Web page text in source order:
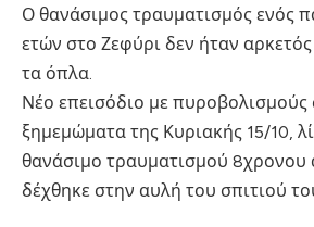
Ο θανάσιμος τραυματισμός ενός
ετών στο Ζεφύρι δεν ήταν
τα όπλα.
Νέο επεισόδιο με πυροβολισμούς
ξημεμώματα της Κυριακής 15/10,
θανάσιμο τραυματισμού 8χρονου
δέχθηκε στην αυλή του σπιτιού